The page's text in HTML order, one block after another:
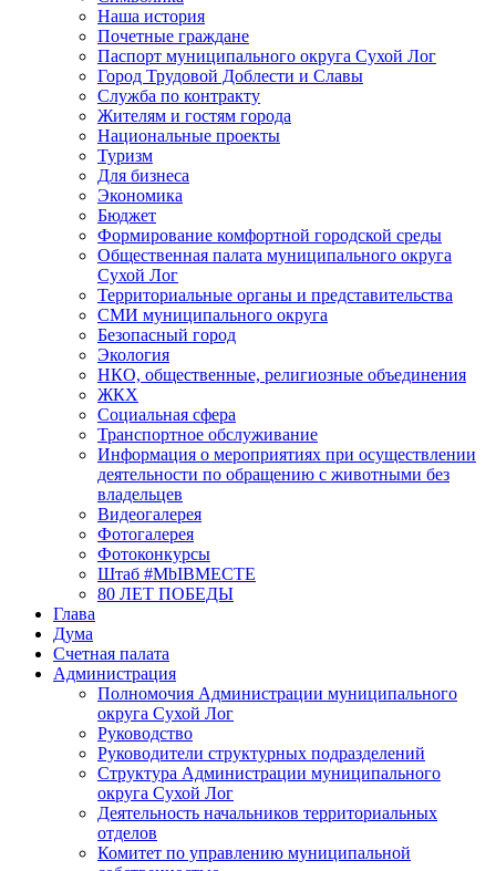
Наша история
Почетные граждане
Паспорт муниципального округа Сухой Лог
Город Трудовой Доблести и Славы
Служба по контракту
Жителям и гостям города
Национальные проекты
Туризм
Для бизнеса
Экономика
Бюджет
Формирование комфортной городской среды
Общественная палата муниципального округа
Сухой Лог
Территориальные органы и представительства
СМИ муниципального округа
Безопасный город
Экология
НКО, общественные, религиозные объединения
ЖКХ
Социальная сфера
Транспортное обслуживание
Информация о мероприятиях при осуществлении
деятельности по обращению с животными без
владельцев
Видеогалерея
Фотогалерея
Фотоконкурсы
Штаб #MbIBMECTE
80 ЛЕТ ПОБЕДЫ
Глава
Дума
Счетная палата
Администрация
Полномочия Администрации муниципального
округа Сухой Лог
Руководство
Руководители структурных подразделений
Структура Администрации муниципального
округа Сухой Лог
Деятельность начальников территориальных
отделов
Комитет по управлению муниципальной